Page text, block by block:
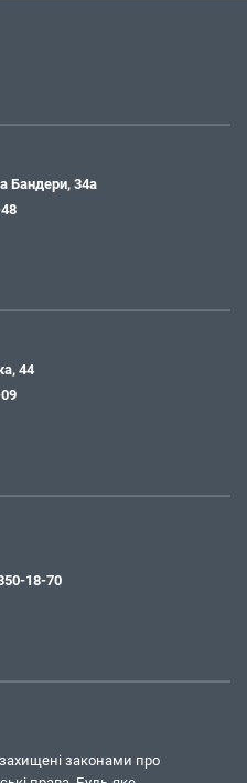
Бандери, 34а
44
18-70
законами про